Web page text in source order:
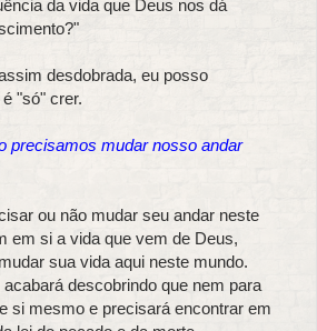
da vida que Deus nos dá
desdobrada, eu posso
"só" crer.
precisamos mudar nosso andar
ou não mudar seu andar neste
em si a vida que vem de Deus,
sua vida aqui neste mundo.
descobrindo que nem para
si mesmo e precisará encontrar em